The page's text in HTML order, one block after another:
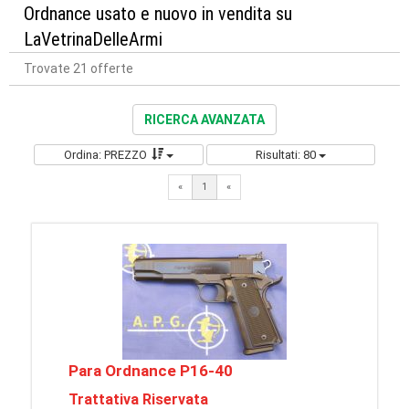
Ordnance usato e nuovo in vendita su
LaVetrinaDelleArmi
Trovate 21 offerte
RICERCA AVANZATA
Ordina: PREZZO Risultati: 80
« 1 «
Para Ordnance P16-40
Trattativa Riservata